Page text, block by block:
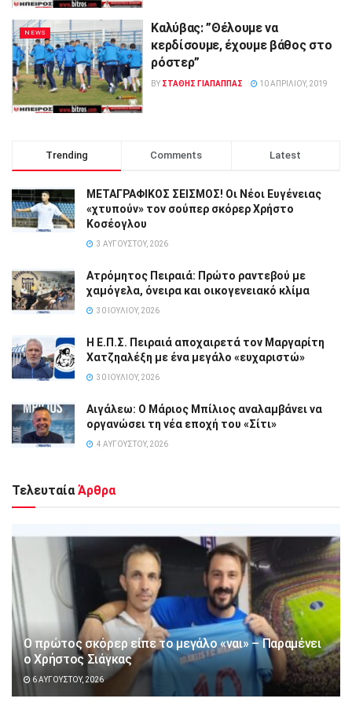
NEWS
Καλύβας: ”Θέλουμε να
κερδίσουμε, έχουμε βάθος στο
ρόστερ”
BY ΣΤΑΘΗΣ ΓΊΑΠΑΠΠΑΣ 10 ΑΠΡΙΛΊΟΥ, 2019
Trending Comments Latest
ΜΕΤΑΓΡΑΦΙΚΟΣ ΣΕΙΣΜΟΣ! Οι Νέοι Ευγένειας
«χτυπούν» τον σούπερ σκόρερ Χρήστο
Κοσέογλου
3 ΑΥΓΟΎΣΤΟΥ, 2026
Ατρόμητος Πειραιά: Πρώτο ραντεβού με
χαμόγελα, όνειρα και οικογενειακό κλίμα
30 ΙΟΥΛΊΟΥ, 2026
Η Ε.Π.Σ. Πειραιά αποχαιρετά τον Μαργαρίτη
Χατζηαλέξη με ένα μεγάλο «ευχαριστώ»
30 ΙΟΥΛΊΟΥ, 2026
Αιγάλεω: Ο Μάριος Μπίλιος αναλαμβάνει να
οργανώσει τη νέα εποχή του «Σίτι»
4 ΑΥΓΟΎΣΤΟΥ, 2026
Τελευταία Άρθρα
Ο πρώτος σκόρερ είπε το μεγάλο «ναι» – Παραμένει
ο Χρήστος Σιάγκας
6 ΑΥΓΟΎΣΤΟΥ, 2026